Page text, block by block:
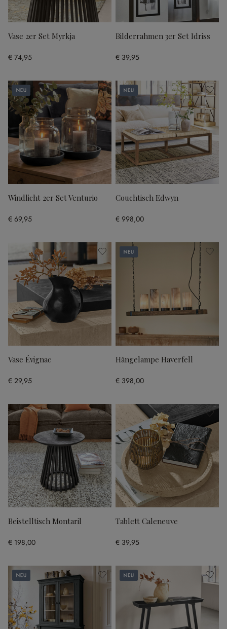
Vase 2er Set Myrkja
€ 74,95
Bilderrahmen 3er Set Idriss
€ 39,95
Neu
Windlicht 2er Set Venturio
€ 69,95
Neu
Couchtisch Edwyn
€ 998,00
Vase Évignac
€ 29,95
Neu
Hängelampe Haverfell
€ 398,00
Beistelltisch Montaril
€ 198,00
Tablett Caleneuve
€ 39,95
Neu Neu